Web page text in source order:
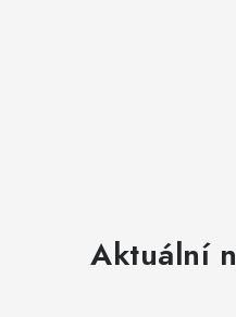
Aktuální